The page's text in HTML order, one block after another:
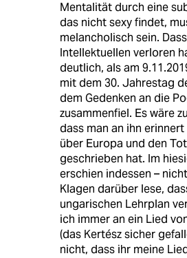
Mentalität durch eine
das nicht sexy findet,
melancholisch sein.
Intellektuellen verloren
deutlich, als am
mit dem 30. Jahrestag
dem Gedenken an die
zusammenfiel. Es wäre
dass man an ihn
über Europa und den
geschrieben hat. Im
erschien indessen –
Klagen darüber lese,
ungarischen Lehrplan
ich immer an ein Lied
(das Kertész sicher
nicht, dass ihr meine